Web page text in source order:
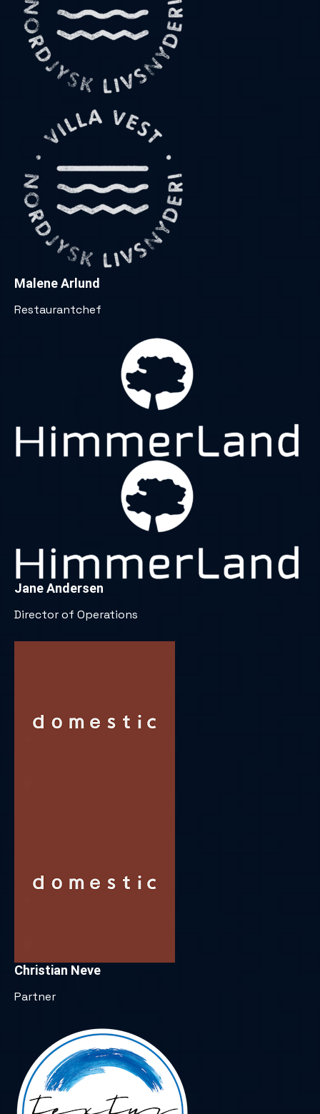
Malene Arlund
Restaurantchef
Jane Andersen
Director of Operations
Christian Neve
Partner